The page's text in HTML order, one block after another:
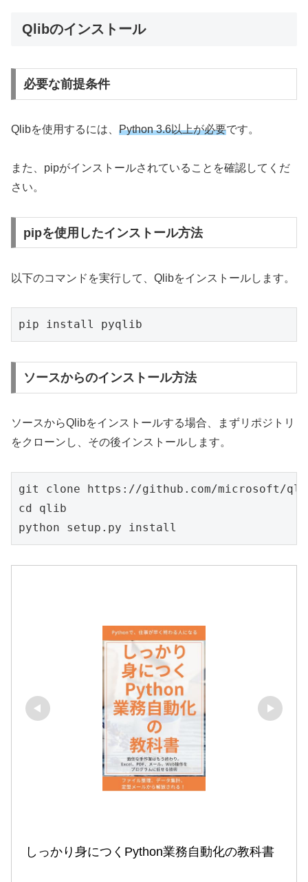
Qlibのインストール
必要な前提条件
Qlibを使用するには、 Python 3.6以上が必要です。
また、pipがインストールされていることを確認してくだ
さい。
pipを使用したインストール方法
以下のコマンドを実行して、Qlibをインストールします。
pip install pyqlib
ソースからのインストール方法
ソースからQlibをインストールする場合、まずリポジトリ
をクローンし、その後インストールします。
git clone https://github.com/microsoft/
cd qlib
python setup.py install
しっかり身につくPython業務自動化の教科書